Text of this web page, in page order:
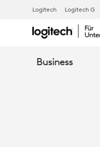
VON
Logitech Logitech G
Business